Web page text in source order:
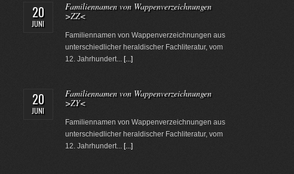
20
JUNI
Familiennamen von Wappenverzeichnungen
>ZZ<
Familiennamen von Wappenverzeichnungen aus
unterschiedlicher heraldischer Fachliteratur, vom
12. Jahrhundert... [...]
20
JUNI
Familiennamen von Wappenverzeichnungen
>ZY<
Familiennamen von Wappenverzeichnungen aus
unterschiedlicher heraldischer Fachliteratur, vom
12. Jahrhundert... [...]